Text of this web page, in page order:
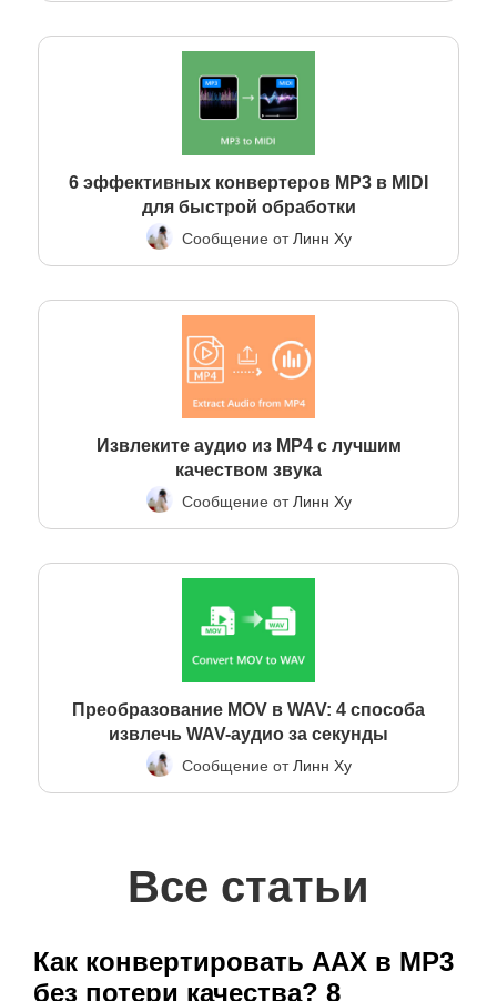
6 эффективных конвертеров MP3 в MIDI
для быстрой обработки
Сообщение от Линн Ху
Извлеките аудио из MP4 с лучшим
качеством звука
Сообщение от Линн Ху
Преобразование MOV в WAV: 4 способа
извлечь WAV-аудио за секунды
Сообщение от Линн Ху
Все статьи
Как конвертировать AAX в MP3
без потери качества? 8